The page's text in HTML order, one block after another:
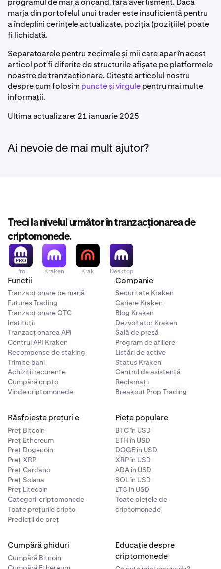
programul de marjă oricând, fără avertisment. Dacă
marja din portofelul unui trader este insuficientă pentru
a îndeplini cerințele actualizate, poziția (pozițiile) poate
fi lichidată.
Separatoarele pentru zecimale și mii care apar în acest
articol pot fi diferite de structurile afișate pe platformele
noastre de tranzacționare. Citește articolul nostru
despre cum folosim puncte și virgulepentru mai multe
informații.
Ultima actualizare: 21 ianuarie 2025
Ai nevoie de mai mult ajutor?
Treci la nivelul următor în tranzacționarea de
criptomonede.
Pro Kraken Krak Desktop
Funcții
Tranzacționare pe marjă
Futures Trading
Tranzacționare OTC
Instituții
Tranzacționarea API
Centrul API Kraken
Recompense de staking
Trimite bani
Achiziții recurente
Cumpără cripto
Vinde criptomonede
Companie
Securitate Kraken
Cariere Kraken
Blog Kraken
Dezvoltator Kraken
Sală de presă
Program de afiliere
Listări de active
Status Kraken
Centrul de asistență
Reclamații
Breakout Prop Trading
Răsfoiește prețurile
Preț Bitcoin
Preț Ethereum
Preț Dogecoin
Preț XRP
Preț Cardano
Preț Solana
Preț Litecoin
Categorii criptomonede
Toate prețurile cripto
Predicții de preț
Piețe populare
BTC în USD
ETH în USD
DOGE în USD
XRP în USD
ADA în USD
SOL în USD
LTC în USD
Toate piețele de
criptomonede
Cumpără ghiduri
Cumpără Bitcoin
Educație despre
criptomonede